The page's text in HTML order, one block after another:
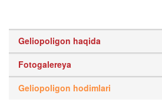
Geliopoligon haqida
Fotogalereya
Geliopoligon hodimlari